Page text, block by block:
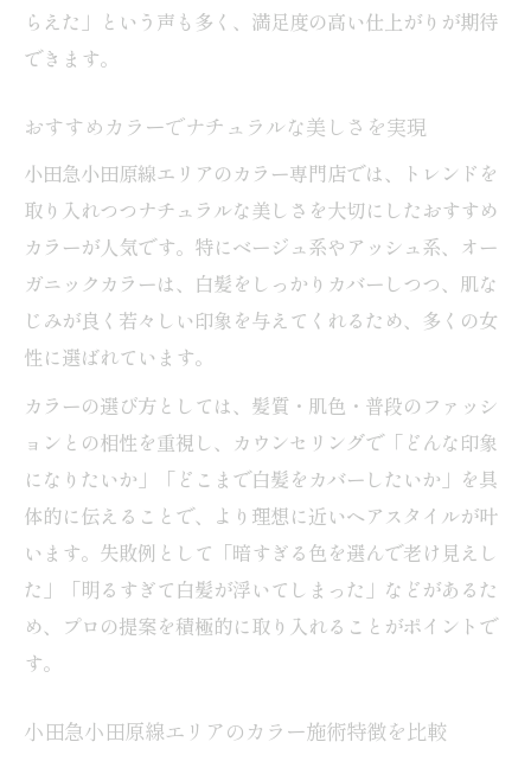
らえた」という声も多く、満足度の高い仕上がりが期待
できます。
おすすめカラーでナチュラルな美しさを実現
小田急小田原線エリアのカラー専門店では、トレンドを
取り入れつつナチュラルな美しさを大切にしたおすすめ
カラーが人気です。特にベージュ系やアッシュ系、オー
ガニックカラーは、白髪をしっかりカバーしつつ、肌な
じみが良く若々しい印象を与えてくれるため、多くの女
性に選ばれています。
カラーの選び方としては、髪質・肌色・普段のファッシ
ョンとの相性を重視し、カウンセリングで「どんな印象
になりたいか」「どこまで白髪をカバーしたいか」を具
体的に伝えることで、より理想に近いヘアスタイルが叶
います。失敗例として「暗すぎる色を選んで老け見えし
た」「明るすぎて白髪が浮いてしまった」などがあるた
め、プロの提案を積極的に取り入れることがポイントで
す。
小田急小田原線エリアのカラー施術特徴を比較